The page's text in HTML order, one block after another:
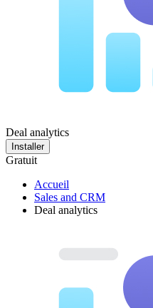
Deal analytics
Installer
Gratuit
Accueil
Sales and CRM
Deal analytics